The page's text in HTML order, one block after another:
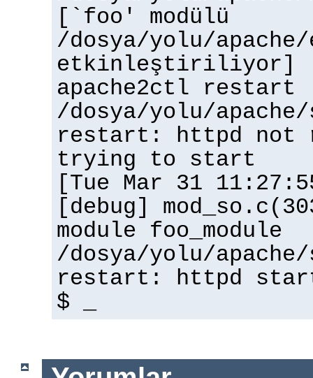
[`foo' modülü
/dosya/yolu/
etkinleştiriliyor]
apache2ctl restart
/dosya/yolu/
restart: httpd not
trying to start
[Tue Mar 31
[debug]
module foo_module
/dosya/yolu/
restart: httpd
$ _